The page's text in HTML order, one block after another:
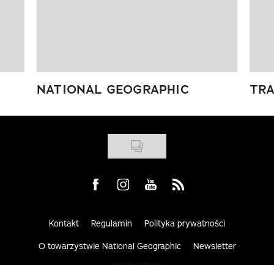
NATIONAL GEOGRAPHIC
Visit us on Facebook
Visit us on Instagram
Visit us on Youtube
Visit us on Rss
Kontakt Regulamin Polityka prywatności
O towarzystwie National Geographic Newsletter